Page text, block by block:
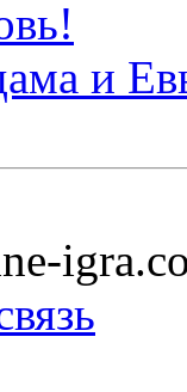
и